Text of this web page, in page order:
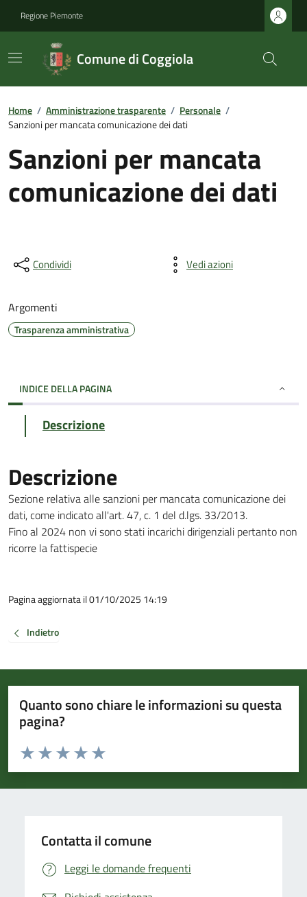
Regione Piemonte
Comune di Coggiola
Home / Amministrazione trasparente / Personale /
Sanzioni per mancata comunicazione dei dati
Sanzioni per mancata
comunicazione dei dati
Condividi Vedi azioni
Argomenti
Trasparenza amministrativa
INDICE DELLA PAGINA
Descrizione
Descrizione
Sezione relativa alle sanzioni per mancata comunicazione dei
dati, come indicato all'art. 47, c. 1 del d.lgs. 33/2013.
Fino al 2024 non vi sono stati incarichi dirigenziali pertanto non
ricorre la fattispecie
Pagina aggiornata il 01/10/2025 14:19
Indietro
Quanto sono chiare le informazioni su questa
pagina?
Valuta da 1 a 5 stelle la pagina
Valuta 5 stelle su 5
Valuta 4 stelle su 5
Valuta 3 stelle su 5
Valuta 2 stelle su 5
Valuta 1 stelle su 5
Contatta il comune
Leggi le domande frequenti